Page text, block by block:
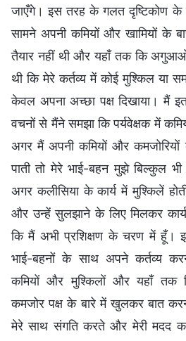
जाएँगे। इस तरह के गलत दृष्टिकोण
सामने अपनी कमियों और खामियों के
तैयार नहीं थी और यहाँ तक कि
थी कि मेरे कर्तव्य में कोई मुश्किल या
केवल अपना अच्छा पक्ष दिखाया। मैं
वचनों से मैंने समझा कि पर्यवेक्षक में
अगर मैं अपनी कमियों और
पाती तो मेरे भाई-बहन मुझे बिल्कुल
अगर कलीसिया के कार्य में मुश्किलें
और उन्हें सुलझाने के लिए मिलकर
कि मैं अभी प्रशिक्षण के चरण में हूँ।
भाई-बहनों के साथ अपने कर्तव्य
कमियों और मुश्किलों और यहाँ तक
कमजोर पक्ष के बारे में खुलकर बात
मेरे साथ संगति करते और मेरी मदद